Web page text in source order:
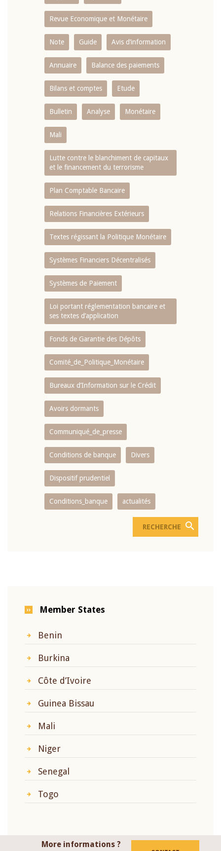
Revue Economique et Monétaire
Note Guide Avis d’information
Annuaire Balance des paiements
Bilans et comptes Etude
Bulletin Analyse Monétaire
Mali
Lutte contre le blanchiment de capitaux
et le financement du terrorisme
Plan Comptable Bancaire
Relations Financières Extérieurs
Textes régissant la Politique Monétaire
Systèmes Financiers Décentralisés
Systèmes de Paiement
Loi portant réglementation bancaire et
ses textes d’application
Fonds de Garantie des Dépôts
Comité_de_Politique_Monétaire
Bureaux d’Information sur le Crédit
Avoirs dormants
Communiqué_de_presse
Conditions de banque Divers
Dispositif prudentiel
Conditions_banque actualités
Member States
Benin
Burkina
Côte d’Ivoire
Guinea Bissau
Mali
Niger
Senegal
Togo
More informations ?